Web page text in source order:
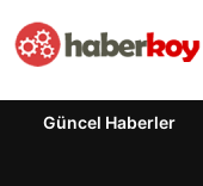
Güncel Haberler